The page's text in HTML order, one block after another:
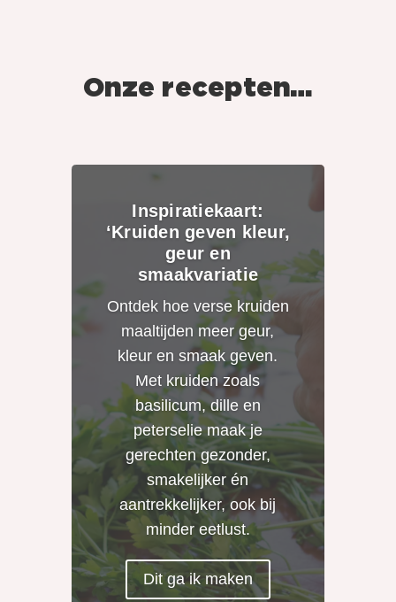
Onze recepten…
Inspiratiekaart:
‘Kruiden geven kleur,
geur en
smaakvariatie
Ontdek hoe verse kruiden
maaltijden meer geur,
kleur en smaak geven.
Met kruiden zoals
basilicum, dille en
peterselie maak je
gerechten gezonder,
smakelijker én
aantrekkelijker, ook bij
minder eetlust.
Dit ga ik maken